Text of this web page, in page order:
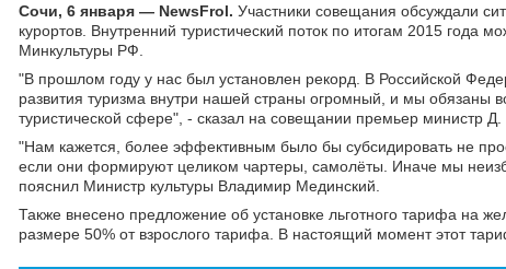
Сочи, 6 января — NewsFrol. Участники совещания обсуждали
курортов. Внутренний туристический поток по итогам 2015 года
Минкультуры РФ.
"В прошлом году у нас был установлен рекорд. В Российской
развития туризма внутри нашей страны огромный, и мы обязаны
туристической сфере", - сказал на совещании премьер министр Д.
"Нам кажется, более эффективным было бы субсидировать не
если они формируют целиком чартеры, самолёты. Иначе мы
пояснил Министр культуры Владимир Мединский.
Также внесено предложение об установке льготного тарифа на
размере 50% от взрослого тарифа. В настоящий момент этот